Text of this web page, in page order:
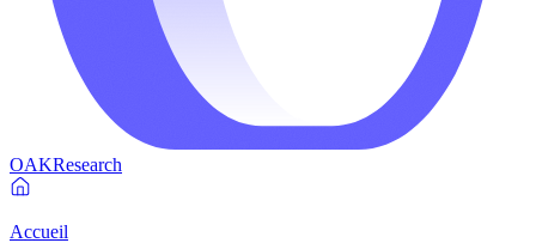
OAKResearch
Accueil